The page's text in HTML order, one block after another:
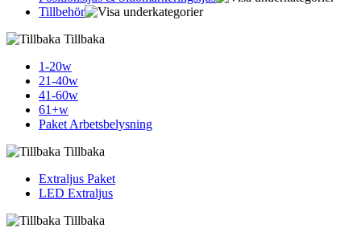
Tillbehör
Tillbaka
1-20w
21-40w
41-60w
61+w
Paket Arbetsbelysning
Tillbaka
Extraljus Paket
LED Extraljus
Tillbaka